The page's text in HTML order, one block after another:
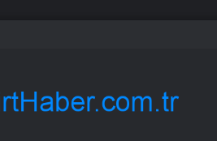
uygulama devreye girdi